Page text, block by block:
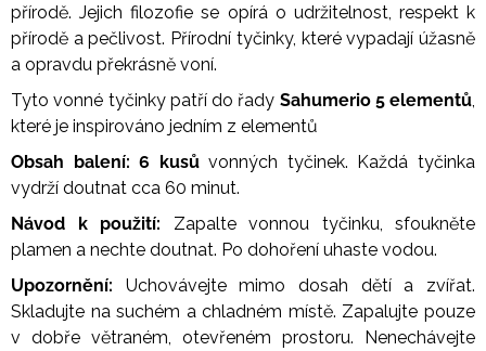
přírodě. Jejich filozofie se opírá o udržitelnost, respekt k
přírodě a pečlivost. Přírodní tyčinky, které vypadají úžasně
a opravdu překrásně voní.
Tyto vonné tyčinky patří do řady Sahumerio 5 elementů
které je inspirováno jedním z elementů
Obsah balení: 6 kusůvonných tyčinek. Každá tyčinka
vydrží doutnat cca 60 minut.
Návod k použití: Zapalte vonnou tyčinku, sfoukněte
plamen a nechte doutnat. Po dohoření uhaste vodou.
Upozornění: Uchovávejte mimo dosah dětí a zvířat.
Skladujte na suchém a chladném místě. Zapalujte pouze
v dobře větraném, otevřeném prostoru. Nenechávejte